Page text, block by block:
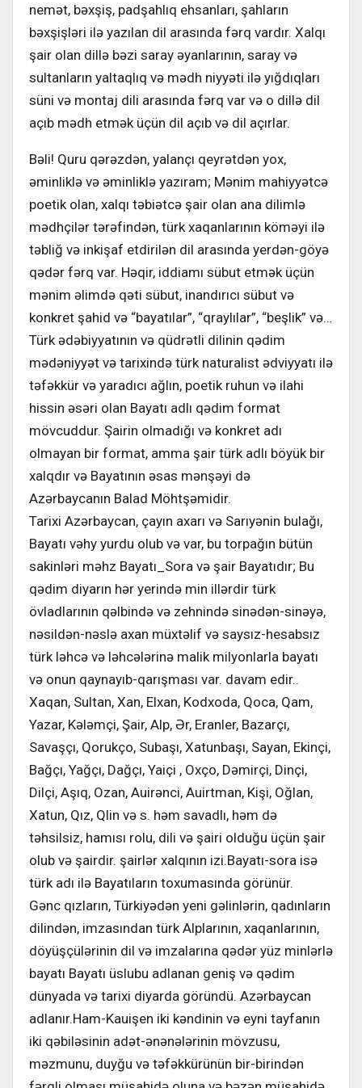
nemət, bəxşiş, padşahlıq ehsanları, şahların
bəxşişləri ilə yazılan dil arasında fərq vardır. Xalqı
şair olan dillə bəzi saray əyanlarının, saray və
sultanların yaltaqlıq və mədh niyyəti ilə yığdıqları
süni və montaj dili arasında fərq var və o dillə dil
açıb mədh etmək üçün dil açıb və dil açırlar.
Bəli! Quru qərəzdən, yalançı qeyrətdən yox,
əminliklə və əminliklə yazıram; Mənim mahiyyətcə
poetik olan, xalqı təbiətcə şair olan ana dilimlə
mədhçilər tərəfindən, türk xaqanlarının köməyi ilə
təbliğ və inkişaf etdirilən dil arasında yerdən-göyə
qədər fərq var. Həqir, iddiamı sübut etmək üçün
mənim əlimdə qəti sübut, inandırıcı sübut və
konkret şahid və “bayatılar”, “qraylılar”, “beşlik” və…
Türk ədəbiyyatının və qüdrətli dilinin qədim
mədəniyyət və tarixində türk naturalist ədviyyatı ilə
təfəkkür və yaradıcı ağlın, poetik ruhun və ilahi
hissin əsəri olan Bayatı adlı qədim format
mövcuddur. Şairin olmadığı və konkret adı
olmayan bir format, amma şair türk adlı böyük bir
xalqdır və Bayatının əsas mənşəyi də
Azərbaycanın Balad Möhtşəmidir.
Tarixi Azərbaycan, çayın axarı və Sarıyənin bulağı,
Bayatı vəhy yurdu olub və var, bu torpağın bütün
sakinləri məhz Bayatı_Sora və şair Bayatıdır; Bu
qədim diyarın hər yerində min illərdir türk
övladlarının qəlbində və zehnində sinədən-sinəyə,
nəsildən-nəslə axan müxtəlif və saysız-hesabsız
türk ləhcə və ləhcələrinə malik milyonlarla bayatı
və onun qaynayıb-qarışması var. davam edir..
Xaqan, Sultan, Xan, Elxan, Kodxoda, Qoca, Qam,
Yazar, Kələmçi, Şair, Alp, Ər, Eranler, Bazarçı,
Savaşçı, Qorukço, Subaşı, Xatunbaşı, Sayan, Ekinçi,
Bağçı, Yağçı, Dağçı, Yaiçi , Oxço, Dəmirçi, Dinçi,
Dilçi, Aşıq, Ozan, Auirənci, Auirtman, Kişi, Oğlan,
Xatun, Qız, Qlin və s. həm savadlı, həm də
təhsilsiz, hamısı rolu, dili və şairi olduğu üçün şair
olub və şairdir. şairlər xalqının izi.Bayatı-sora isə
türk adı ilə Bayatıların toxumasında görünür.
Gənc qızların, Türkiyədən yeni gəlinlərin, qadınların
dilindən, imzasından türk Alplarının, xaqanlarının,
döyüşçülərinin dil və imzalarına qədər yüz minlərlə
bayatı Bayatı üslubu adlanan geniş və qədim
dünyada və tarixi diyarda göründü. Azərbaycan
adlanır.Ham-Kauişen iki kəndinin və eyni tayfanın
iki qəbiləsinin adət-ənənələrinin mövzusu,
məzmunu, duyğu və təfəkkürünün bir-birindən